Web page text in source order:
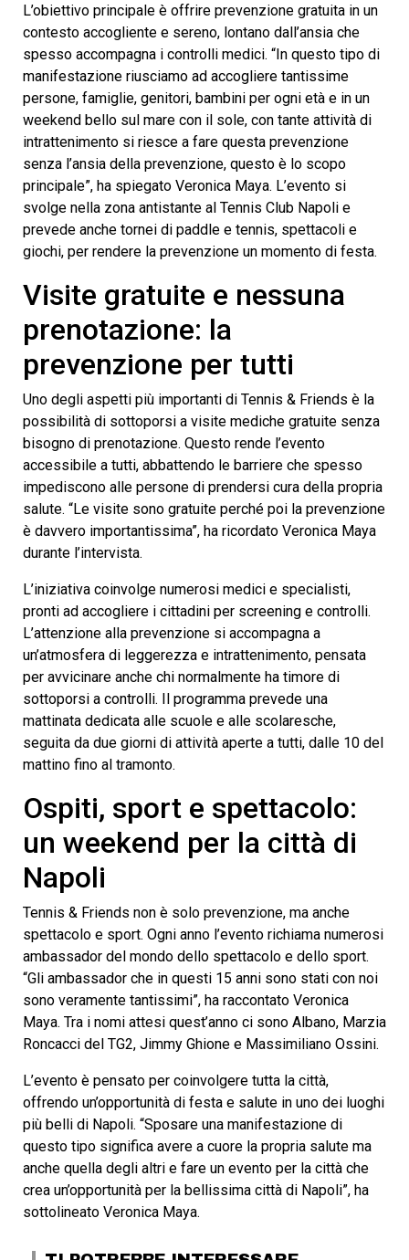
L’obiettivo principale è offrire prevenzione gratuita in un
contesto accogliente e sereno, lontano dall’ansia che
spesso accompagna i controlli medici. “In questo tipo di
manifestazione riusciamo ad accogliere tantissime
persone, famiglie, genitori, bambini per ogni età e in un
weekend bello sul mare con il sole, con tante attività di
intrattenimento si riesce a fare questa prevenzione
senza l’ansia della prevenzione, questo è lo scopo
principale”, ha spiegato Veronica Maya. L’evento si
svolge nella zona antistante al Tennis Club Napoli e
prevede anche tornei di paddle e tennis, spettacoli e
giochi, per rendere la prevenzione un momento di festa.
Visite gratuite e nessuna
prenotazione: la
prevenzione per tutti
Uno degli aspetti più importanti di Tennis & Friends è la
possibilità di sottoporsi a visite mediche gratuite senza
bisogno di prenotazione. Questo rende l’evento
accessibile a tutti, abbattendo le barriere che spesso
impediscono alle persone di prendersi cura della propria
salute. “Le visite sono gratuite perché poi la prevenzione
è davvero importantissima”, ha ricordato Veronica Maya
durante l’intervista.
L’iniziativa coinvolge numerosi medici e specialisti,
pronti ad accogliere i cittadini per screening e controlli.
L’attenzione alla prevenzione si accompagna a
un’atmosfera di leggerezza e intrattenimento, pensata
per avvicinare anche chi normalmente ha timore di
sottoporsi a controlli. Il programma prevede una
mattinata dedicata alle scuole e alle scolaresche,
seguita da due giorni di attività aperte a tutti, dalle 10 del
mattino fino al tramonto.
Ospiti, sport e spettacolo:
un weekend per la città di
Napoli
Tennis & Friends non è solo prevenzione, ma anche
spettacolo e sport. Ogni anno l’evento richiama numerosi
ambassador del mondo dello spettacolo e dello sport.
“Gli ambassador che in questi 15 anni sono stati con noi
sono veramente tantissimi”, ha raccontato Veronica
Maya. Tra i nomi attesi quest’anno ci sono Albano, Marzia
Roncacci del TG2, Jimmy Ghione e Massimiliano Ossini.
L’evento è pensato per coinvolgere tutta la città,
offrendo un’opportunità di festa e salute in uno dei luoghi
più belli di Napoli. “Sposare una manifestazione di
questo tipo significa avere a cuore la propria salute ma
anche quella degli altri e fare un evento per la città che
crea un’opportunità per la bellissima città di Napoli”, ha
sottolineato Veronica Maya.